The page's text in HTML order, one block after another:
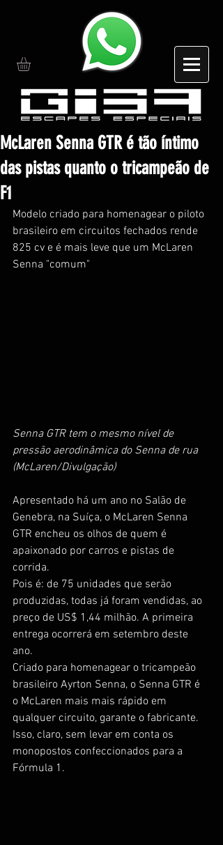
McLaren Senna GTR é tão íntimo
das pistas quanto o tricampeão de
F1
Modelo criado para homenagear o piloto
brasileiro em circuitos fechados rende
825 cv e é mais leve que um McLaren
Senna "comum"
Senna GTR tem o mesmo nível de
pressão aerodinâmica do Senna de rua
(McLaren/Divulgação)
Apresentado há um ano no Salão de
Genebra, na Suíça, o McLaren Senna
GTR encheu os olhos de quem é
apaixonado por carros e pistas de
corrida.
Pois é: de 75 unidades que serão
produzidas, todas já foram vendidas, ao
preço de US$ 1,44 milhão. A primeira
entrega ocorrerá em setembro deste
ano.
Criado para homenagear o tricampeão
brasileiro Ayrton Senna, o Senna GTR é
o McLaren mais mais rápido em
qualquer circuito, garante o fabricante.
Isso, claro, sem levar em conta os
monopostos confeccionados para a
Fórmula 1.